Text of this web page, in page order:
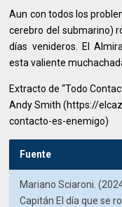
Aun con todos los
cerebro del submarino)
días venideros. El
esta valiente
Extracto de “Todo
Andy Smith (https://
contacto-es-enemigo)
Fuente
Mariano Sciaroni.
Capitán El día que se